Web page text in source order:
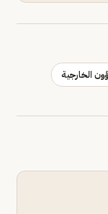
الخارجية